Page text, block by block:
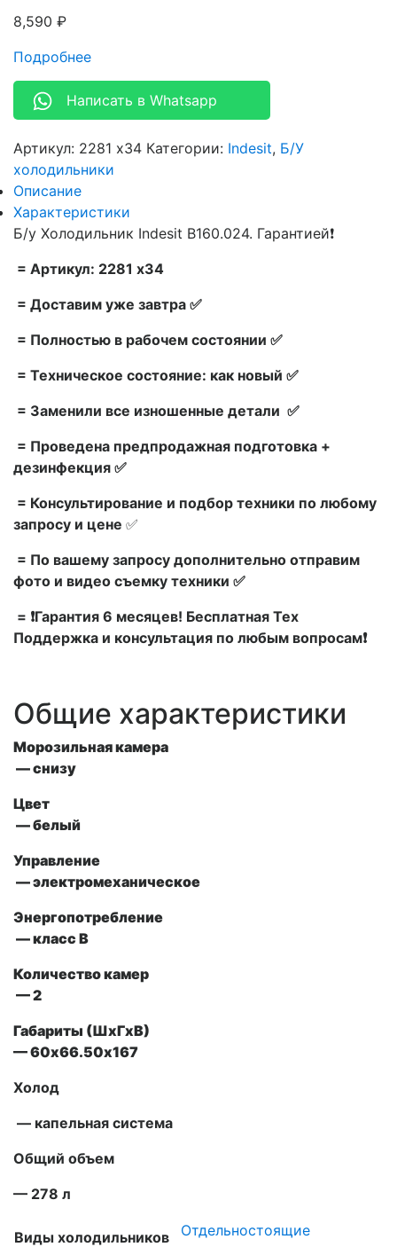
8,590 ₽
Подробнее
Написать в Whatsapp
Артикул: 2281 x34 Категории: Indesit, Б/У
холодильники
Описание
Характеристики
Б/у Холодильник Indesit B160.024. Гарантией❗
= Артикул: 2281 x34
= Доставим уже завтра ✅
= Полностью в рабочем состоянии ✅
= Техническое состояние: как новый ✅
= Заменили все изношенные детали ✅
= Проведена предпродажная подготовка +
дезинфекция ✅
= Консультирование и подбор техники по любому
запросу и цене ✅
= По вашему запросу дополнительно отправим
фото и видео съемку техники ✅
= ❗Гарантия 6 месяцев! Бесплатная Тех
Поддержка и консультация по любым вопросам❗
Общие характеристики
Морозильная камера
— снизу
Цвет
— белый
Управление
— электромеханическое
Энергопотребление
— класс В
Количество камер
— 2
Габариты (ШxГxВ)
— 60х66.50х167
Холод
— капельная система
Общий объем
— 278 л
Виды холодильников Отдельностоящие